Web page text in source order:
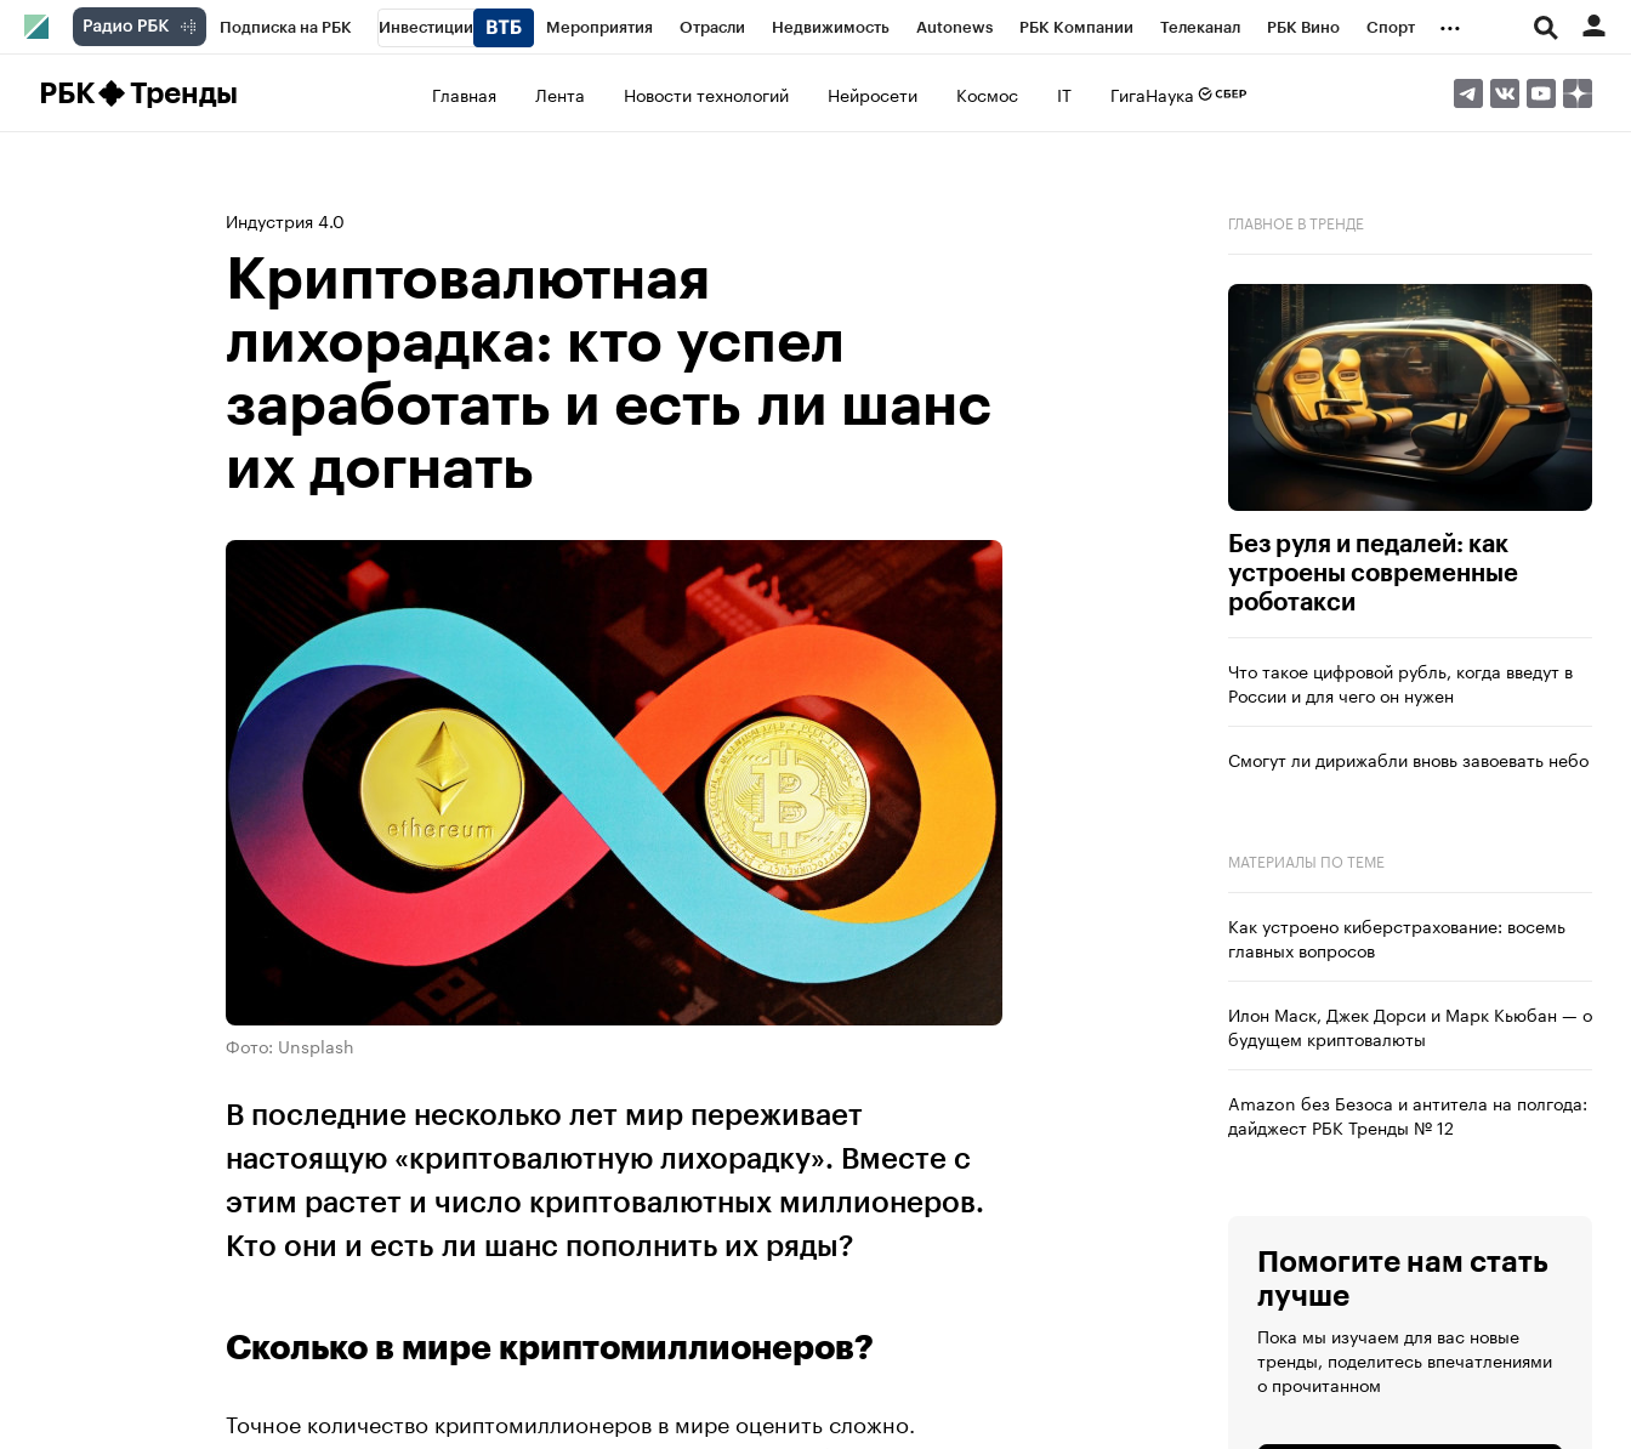
Подписка на РБК Инвестиции Мероприятия Отрасли Недвижимость Autonews РБК Компании Телеканал РБК Вино Спорт ...
РБК Тренды Главная Лента Новости технологий Нейросети Космос IT ГигаНаука
Индустрия 4.0
Криптовалютная
лихорадка: кто успел
заработать и есть ли шанс
их догнать
Фото: Unsplash
В последние несколько лет мир переживает
настоящую «криптовалютную лихорадку». Вместе с
этим растет и число криптовалютных миллионеров.
Кто они и есть ли шанс пополнить их ряды?
Сколько в мире криптомиллионеров?
Точное количество криптомиллионеров в мире оценить сложно.
ГЛАВНОЕ В ТРЕНДЕ
Без руля и педалей: как
устроены современные
роботакси
Что такое цифровой рубль, когда введут в
России и для чего он нужен
Смогут ли дирижабли вновь завоевать небо
МАТЕРИАЛЫ ПО ТЕМЕ
Как устроено киберстрахование: восемь
главных вопросов
Илон Маск, Джек Дорси и Марк Кьюбан — о
будущем криптовалюты
Amazon без Безоса и антитела на полгода:
дайджест РБК Тренды № 12
Помогите нам стать
лучше
Пока мы изучаем для вас новые
тренды, поделитесь впечатлениями
о прочитанном